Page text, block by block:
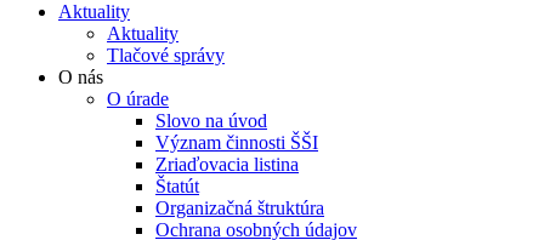
Aktuality
Aktuality
Tlačové správy
O nás
O úrade
Slovo na úvod
Význam činnosti ŠŠI
Zriaďovacia listina
Štatút
Organizačná štruktúra
Ochrana osobných údajov